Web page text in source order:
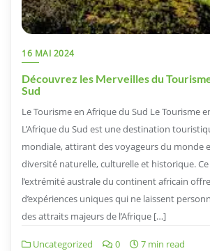
16 MAI 2024
Découvrez les Merveilles du
Sud
Le Tourisme en Afrique du Sud Le Tourisme
L’Afrique du Sud est une destination
mondiale, attirant des voyageurs du monde
diversité naturelle, culturelle et historique.
l’extrémité australe du continent africain
d’expériences uniques qui ne laissent
des attraits majeurs de l’Afrique […]
Uncategorized 0 7 min read